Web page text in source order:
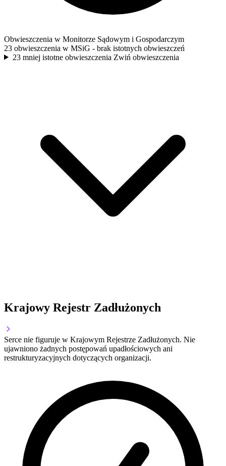
Obwieszczenia w Monitorze Sądowym i Gospodarczym
23 obwieszczenia w MSiG - brak istotnych obwieszczeń
23 mniej istotne obwieszczenia Zwiń obwieszczenia
Krajowy Rejestr Zadłużonych
Serce nie figuruje w Krajowym Rejestrze Zadłużonych. Nie
ujawniono żadnych postępowań upadłościowych ani
restrukturyzacyjnych dotyczących organizacji.